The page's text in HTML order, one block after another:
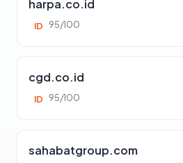
harpa.co.id
ID 95/100
cgd.co.id
ID 95/100
sahabatgroup.com